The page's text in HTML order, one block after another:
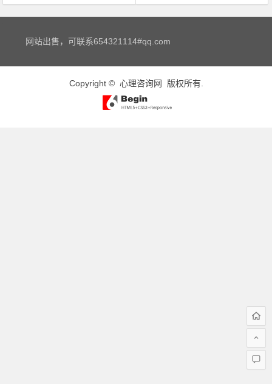
文章导航
网站出售，可联系654321114#qq.com
Copyright © 心理咨询网 版权所有.